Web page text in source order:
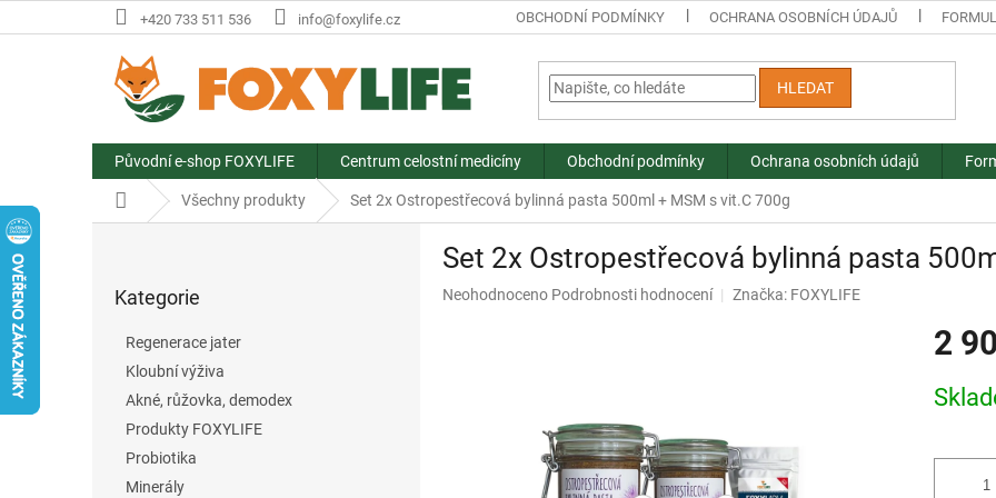
na
+420 733 511 536 info@foxylife.cz OBCHODNÍ PODMÍNKY OCHRANA OSOBNÍCH ÚDAJŮ
HLEDAT
Původní e-shop FOXYLIFE Centrum celostní medicíny Obchodní podmínky Ochrana osobních údajů
Domů Všechny produkty Set 2x Ostropestřecová bylinná pasta 500ml + MSM s vit.C 700g
kategorie
Kategorie
Regenerace jater
Kloubní výživa
Akné, růžovka, demodex
Produkty FOXYLIFE
Probiotika
Minerály
Set 2x Ostropestřecová bylinná pasta
Průměrné
Neohodnoceno Podrobnosti hodnocení Značka: FOXYLIFE
2
cena: